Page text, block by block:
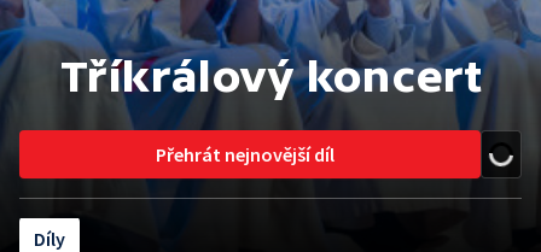
Tříkrálový koncert
Přehrát nejnovější díl
Díly